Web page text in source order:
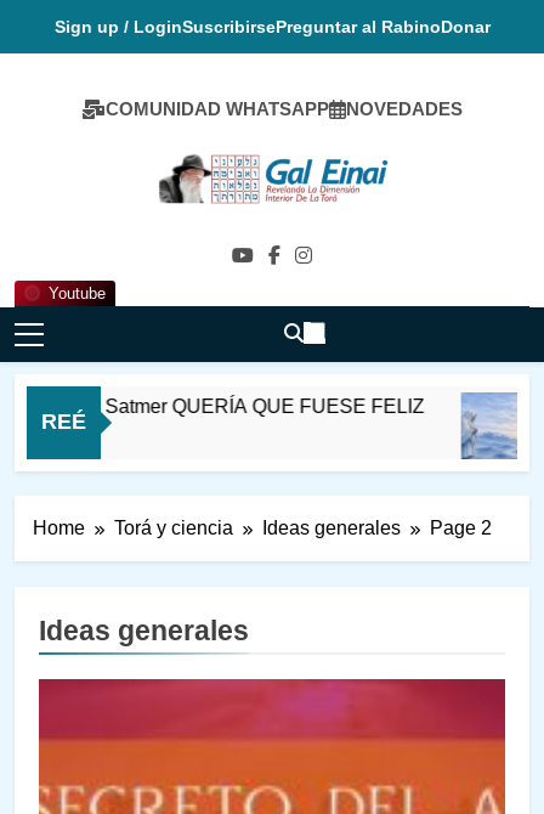
Sign up / LoginSuscribirsePreguntar al RabinoDonar
COMUNIDAD WHATSAPP NOVEDADES
Youtube
Gal Einai En
REÉ
de Satmer QUERÍA QUE FUESE FELIZ
Home Torá y ciencia Ideas generales Page 2
Ideas generales